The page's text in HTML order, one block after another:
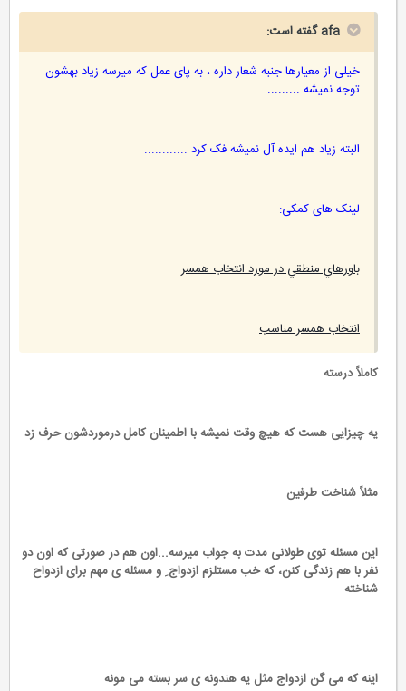
afa گفته است:
خیلی از معیارها جنبه شعار داره ، به پای عمل که میرسه زیاد بهشون
توجه نمیشه .........
البته زیاد هم ایده آل نمیشه فک کرد ............
لینک های کمکی:
باورهاي منطقي در مورد انتخاب همسر
انتخاب همسر مناسب
کاملاً درسته
یه چیزایی هست که هیچ وقت نمیشه با اطمینان کامل درموردشون حرف زد
مثلاً شناخت طرفین
این مسئله توی طولانی مدت به جواب میرسه...اون هم در صورتی که اون دو
نفر با هم زندگی کنن، که خب مستلزم ازدواج ِ و مسئله ی مهم برای ازدواح
شناخته
اینه که می گن ازدواج مثل یه هندونه ی سر بسته می مونه